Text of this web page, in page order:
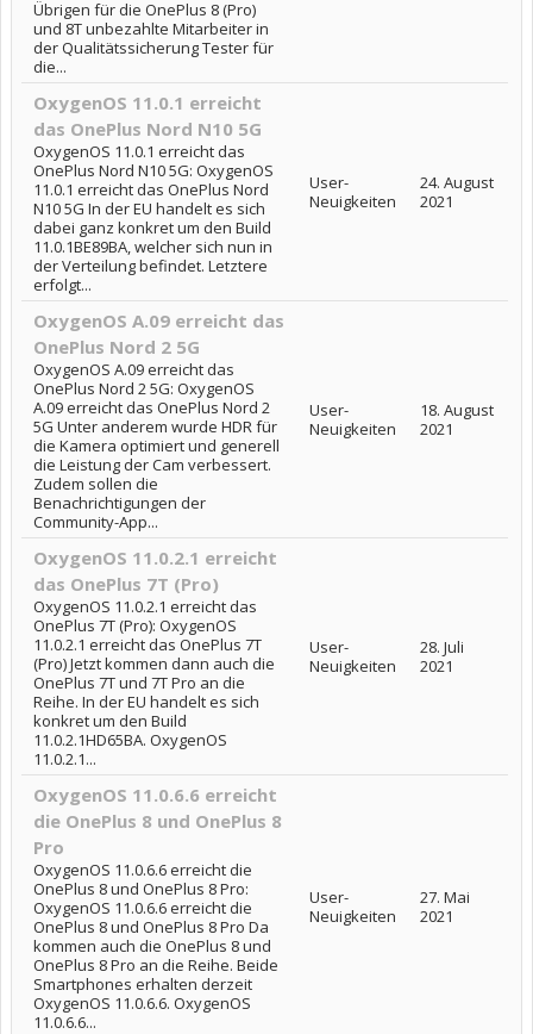
Übrigen für die OnePlus 8 (Pro)
und 8T unbezahlte Mitarbeiter in
der Qualitätssicherung Tester für
die...
OxygenOS 11.0.1 erreicht
das OnePlus Nord N10 5G
OxygenOS 11.0.1 erreicht das
OnePlus Nord N10 5G: OxygenOS
11.0.1 erreicht das OnePlus Nord
N10 5G In der EU handelt es sich
dabei ganz konkret um den Build
11.0.1BE89BA, welcher sich nun in
der Verteilung befindet. Letztere
erfolgt...
User-
Neuigkeiten
24. August
2021
OxygenOS A.09 erreicht das
OnePlus Nord 2 5G
OxygenOS A.09 erreicht das
OnePlus Nord 2 5G: OxygenOS
A.09 erreicht das OnePlus Nord 2
5G Unter anderem wurde HDR für
die Kamera optimiert und generell
die Leistung der Cam verbessert.
Zudem sollen die
Benachrichtigungen der
Community-App...
User-
Neuigkeiten
18. August
2021
OxygenOS 11.0.2.1 erreicht
das OnePlus 7T (Pro)
OxygenOS 11.0.2.1 erreicht das
OnePlus 7T (Pro): OxygenOS
11.0.2.1 erreicht das OnePlus 7T
(Pro) Jetzt kommen dann auch die
OnePlus 7T und 7T Pro an die
Reihe. In der EU handelt es sich
konkret um den Build
11.0.2.1HD65BA. OxygenOS
11.0.2.1...
User-
Neuigkeiten
28. Juli
2021
OxygenOS 11.0.6.6 erreicht
die OnePlus 8 und OnePlus 8
Pro
OxygenOS 11.0.6.6 erreicht die
OnePlus 8 und OnePlus 8 Pro:
OxygenOS 11.0.6.6 erreicht die
OnePlus 8 und OnePlus 8 Pro Da
kommen auch die OnePlus 8 und
OnePlus 8 Pro an die Reihe. Beide
Smartphones erhalten derzeit
OxygenOS 11.0.6.6. OxygenOS
11.0.6.6...
User-
Neuigkeiten
27. Mai
2021